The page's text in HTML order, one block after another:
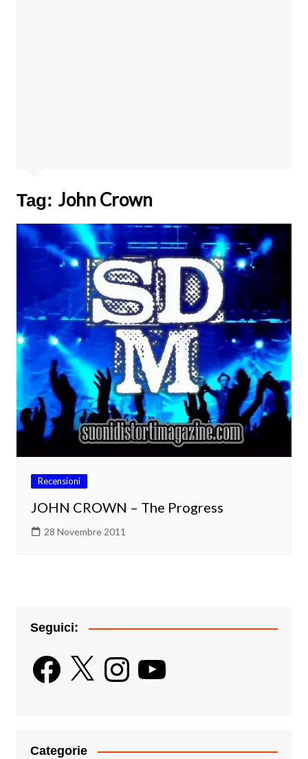
Tag: John Crown
Recensioni
JOHN CROWN – The Progress
28 Novembre 2011
Seguici:
Facebook
X InstagramYouTube
Categorie